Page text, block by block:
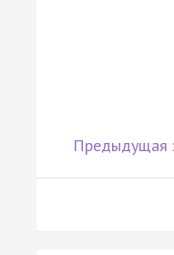
Предыдущая